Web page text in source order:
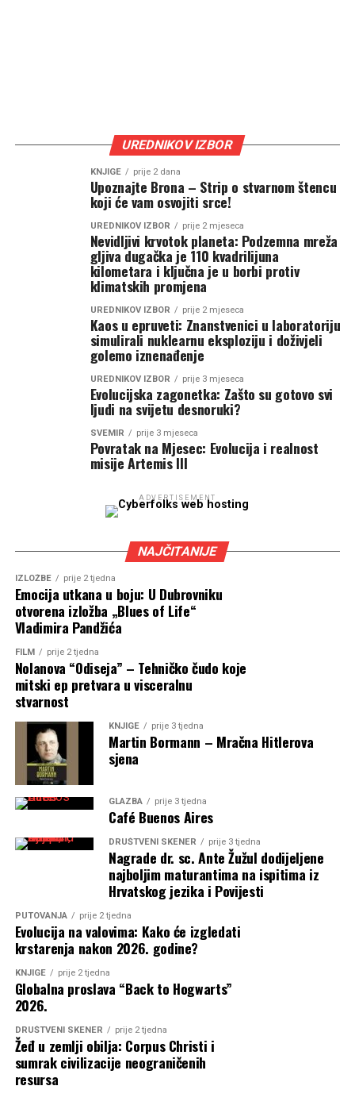
UREDNIKOV IZBOR
KNJIGE prije 2 dana
Upoznajte Brona – Strip o stvarnom štencu
koji će vam osvojiti srce!
UREDNIKOV IZBOR prije 2 mjeseca
Nevidljivi krvotok planeta: Podzemna mreža
gljiva dugačka je 110 kvadrilijuna
kilometara i ključna je u borbi protiv
klimatskih promjena
UREDNIKOV IZBOR prije 2 mjeseca
Kaos u epruveti: Znanstvenici u laboratoriju
simulirali nuklearnu eksploziju i doživjeli
golemo iznenađenje
UREDNIKOV IZBOR prije 3 mjeseca
Evolucijska zagonetka: Zašto su gotovo svi
ljudi na svijetu desnoruki?
SVEMIR prije 3 mjeseca
Povratak na Mjesec: Evolucija i realnost
misije Artemis III
ADVERTISEMENT
NAJČITANIJE
IZLOŽBE prije 2 tjedna
Emocija utkana u boju: U Dubrovniku
otvorena izložba „Blues of Life“
Vladimira Pandžića
FILM prije 2 tjedna
Nolanova “Odiseja” – Tehničko čudo koje
mitski ep pretvara u visceralnu
stvarnost
KNJIGE prije 3 tjedna
Martin Bormann – Mračna Hitlerova
sjena
GLAZBA prije 3 tjedna
Café Buenos Aires
DRUŠTVENI SKENER prije 3 tjedna
Nagrade dr. sc. Ante Žužul dodijeljene
najboljim maturantima na ispitima iz
Hrvatskog jezika i Povijesti
PUTOVANJA prije 2 tjedna
Evolucija na valovima: Kako će izgledati
krstarenja nakon 2026. godine?
KNJIGE prije 2 tjedna
Globalna proslava “Back to Hogwarts”
2026.
DRUŠTVENI SKENER prije 2 tjedna
Žeđ u zemlji obilja: Corpus Christi i
sumrak civilizacije neograničenih
resursa